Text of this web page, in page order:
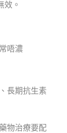
效。
唔濃
長期抗生素
物治療要配